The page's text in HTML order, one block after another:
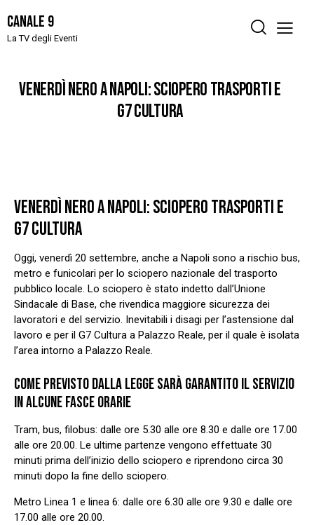
Canale 9
La TV degli Eventi
VENERDÌ NERO A NAPOLI: SCIOPERO TRASPORTI E
G7 CULTURA
VENERDÌ NERO A NAPOLI: SCIOPERO TRASPORTI E
G7 CULTURA
Oggi, venerdì 20 settembre, anche a Napoli sono a rischio bus,
metro e funicolari per lo sciopero nazionale del trasporto
pubblico locale. Lo sciopero è stato indetto dall’Unione
Sindacale di Base, che rivendica maggiore sicurezza dei
lavoratori e del servizio. Inevitabili i disagi per l’astensione dal
lavoro e per il G7 Cultura a Palazzo Reale, per il quale è isolata
l’area intorno a Palazzo Reale.
COME PREVISTO DALLA LEGGE SARÀ GARANTITO IL SERVIZIO
IN ALCUNE FASCE ORARIE
Tram, bus, filobus: dalle ore 5.30 alle ore 8.30 e dalle ore 17.00
alle ore 20.00. Le ultime partenze vengono effettuate 30
minuti prima dell’inizio dello sciopero e riprendono circa 30
minuti dopo la fine dello sciopero.
Metro Linea 1 e linea 6: dalle ore 6.30 alle ore 9.30 e dalle ore
17.00 alle ore 20.00.